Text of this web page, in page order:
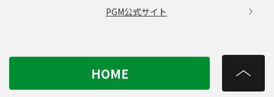
PGM公式サイト
HOME